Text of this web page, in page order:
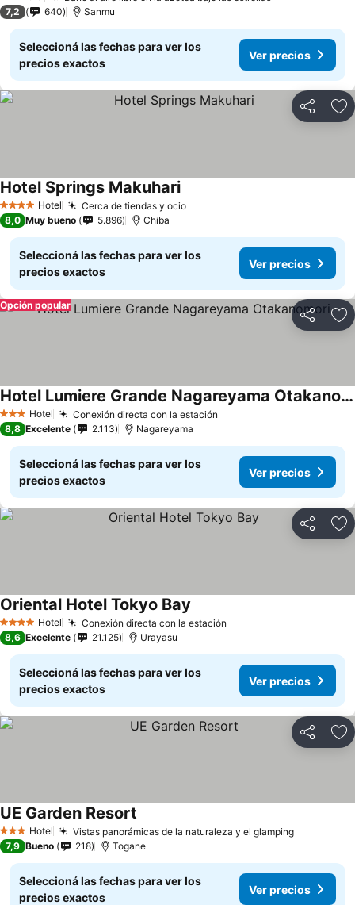
7,2
640 Sanmu
Seleccioná las fechas para ver los
precios exactos
Ver precios
Compartir
4 EstrellasHotel Cerca de tiendas y ocio
Hotel Springs Makuhari
8,0 Muy bueno 5.896 Chiba
Seleccioná las fechas para ver los
precios exactos
Ver precios
Compartir
Opción popular
3 Estrellas
Hotel Conexión directa con la estación
Hotel Lumiere Grande Nagareyama Otakanomori
8,8 Excelente 2.113 Nagareyama
Seleccioná las fechas para ver los
precios exactos
Ver precios
Compartir
4 EstrellasHotel Conexión directa con la estación
Oriental Hotel Tokyo Bay
8,6 Excelente 21.125 Urayasu
Seleccioná las fechas para ver los
precios exactos
Ver precios
Compartir
3 Estrellas
Hotel Vistas panorámicas de la naturaleza y el glamping
UE Garden Resort
7,9 Bueno 218 Togane
Seleccioná las fechas para ver los
precios exactos
Ver precios